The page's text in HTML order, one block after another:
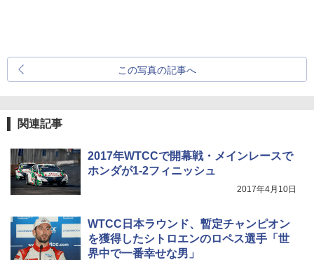
この写真の記事へ
関連記事
2017年WTCCで開幕戦・メインレースで
ホンダが1-2フィニッシュ
2017年4月10日
WTCC日本ラウンド、暫定チャンピオン
を獲得したシトロエンのロペス選手「世
界中で一番幸せな男」